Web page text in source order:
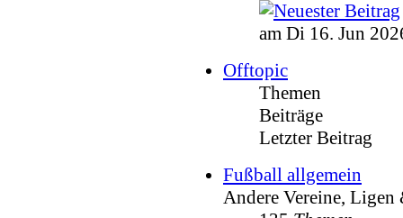
am Di 16. Jun
Offtopic
Themen
Beiträge
Letzter Beitrag
Fußball allgemein
Andere Vereine, Ligen